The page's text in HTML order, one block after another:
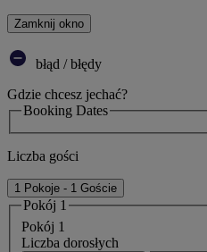
Zamknij okno
błąd / błędy
Gdzie chcesz jechać?
Booking Dates
Liczba gości
1 Pokoje - 1 Goście
Pokój 1
Pokój 1
Liczba dorosłych